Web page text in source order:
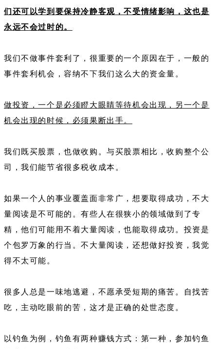
们还可以学到要保持冷静客观，不受情绪影响，这也是
永远不会过时的。
我们不做事件套利了，很重要的一个原因在于，一般的
事件套利机会，容纳不下我们这么大的资金量。
做投资，一个是必须瞪大眼睛等待机会出现，另一个是
机会出现的时候，必须果断出手。
我们既买股票，也做收购。与买股票相比，收购整个公
司，我们能节省很多税收成本。
如果一个人的事业覆盖面非常广，想要取得成功，不大
量阅读是不可能的。有些人在很狭小的领域做到了专
精，他们可能用不着大量阅读，也能取得成功。投资是
个包罗万象的行当。不大量阅读，还想做好投资，我觉
得不太可能。
很多人总是一味地逃避，不愿承受短期的痛苦。自找苦
吃，主动吃眼前的苦，这才是正确的处世态度。
以钓鱼为例，钓鱼有两种赚钱方式：第一种，参加钓鱼